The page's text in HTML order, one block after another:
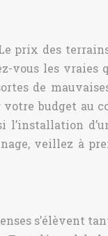
prix des
vous les vraies
de
budget au
veillez à
s’élèvent